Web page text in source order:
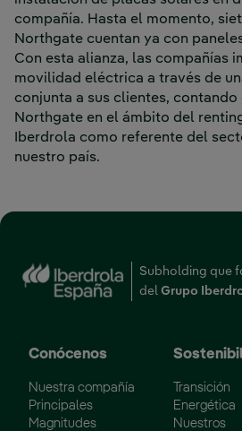
compañía. Hasta el momento,
Northgate cuentan ya con
Con esta alianza, las compañías
movilidad eléctrica a través de
conjunta a sus clientes,
Northgate en el ámbito del
Iberdrola como referente del
nuestro país.
Subholding que
del Grupo
Conócenos
Nuestra compañía
Principales
Magnitudes
Transición
Energética
Nuestros